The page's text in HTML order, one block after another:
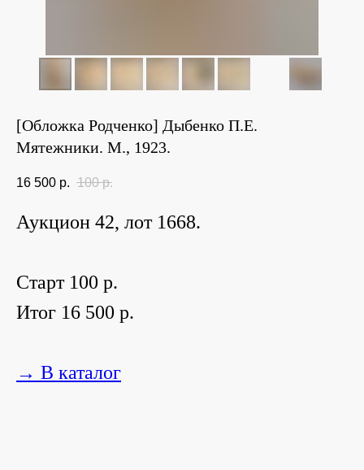
[Обложка Родченко] Дыбенко П.Е.
Мятежники. М., 1923.
16 500 р. 100 р.
Аукцион 42, лот 1668.
Старт 100 р.
Итог 16 500 р.
→ В каталог